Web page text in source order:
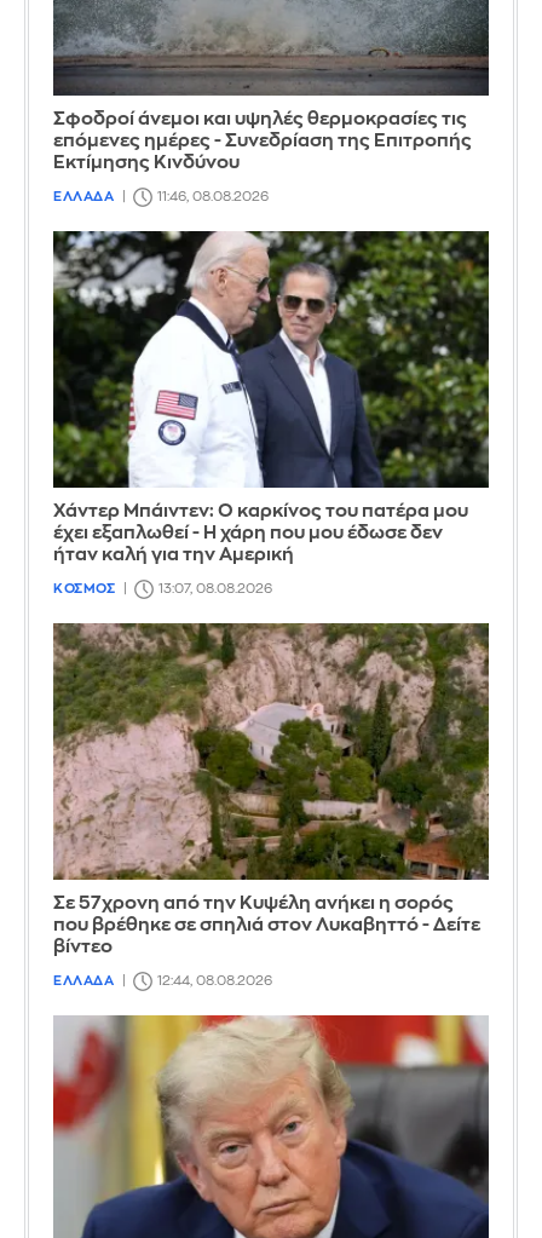
Σφοδροί άνεμοι και υψηλές θερμοκρασίες τις
επόμενες ημέρες - Συνεδρίαση της Επιτροπής
Εκτίμησης Κινδύνου
ΕΛΛΑΔΑ 11:46, 08.08.2026
Χάντερ Μπάιντεν: Ο καρκίνος του πατέρα μου
έχει εξαπλωθεί - Η χάρη που μου έδωσε δεν
ήταν καλή για την Αμερική
ΚΟΣΜΟΣ 13:07, 08.08.2026
Σε 57χρονη από την Κυψέλη ανήκει η σορός
που βρέθηκε σε σπηλιά στον Λυκαβηττό - Δείτε
βίντεο
ΕΛΛΑΔΑ 12:44, 08.08.2026